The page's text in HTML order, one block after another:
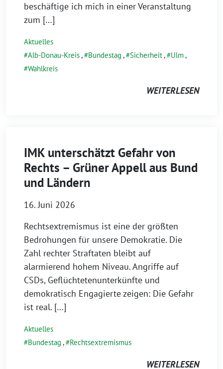
beschäftige ich mich in einer Veranstaltung
zum […]
Aktuelles
Alb-Donau-Kreis, Bundestag , Sicherheit, Ulm,
Wahlkreis
WEITERLESEN
IMK unterschätzt Gefahr von
Rechts – Grüner Appell aus Bund
und Ländern
16. Juni 2026
Rechtsextremismus ist eine der größten
Bedrohungen für unsere Demokratie. Die
Zahl rechter Straftaten bleibt auf
alarmierend hohem Niveau. Angriffe auf
CSDs, Geflüchtetenunterkünfte und
demokratisch Engagierte zeigen: Die Gefahr
ist real. […]
Aktuelles
Bundestag , Rechtsextremismus
WEITERLESEN